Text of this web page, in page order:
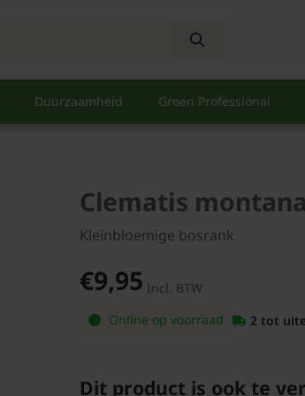
Duurzaamheid Groen Professional
Clematis
Kleinbloemige bosrank
€9,95 Incl. BTW
Online op voorraad
2 tot
Dit product is ook te